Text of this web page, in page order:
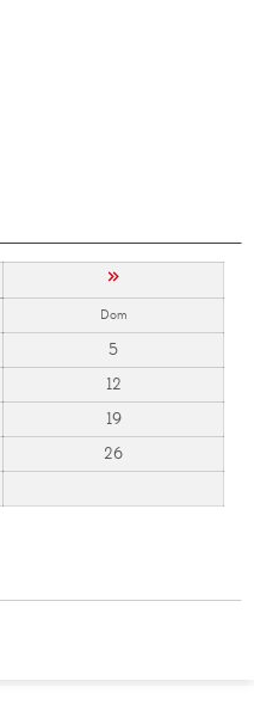
»
Dom
5
12
19
26